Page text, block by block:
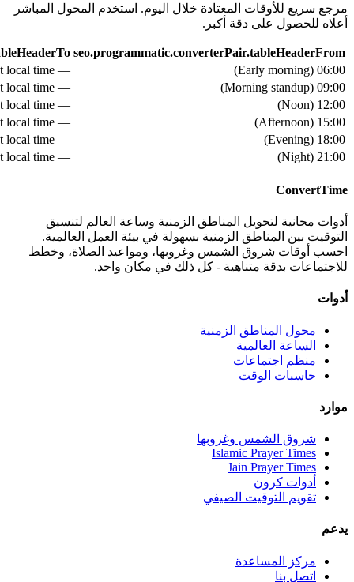
مرجع سريع للأوقات المعتادة خلال اليوم. استخدم المحول المباشر
أعلاه للحصول على دقة أكبر.
seo.programmatic.converterPair.tableHeaderFrom
06:00
(
Early morning
)
— see live converter above for exact local time
09:00
(
Morning standup
)
— see live converter above for exact local time
12:00
(
Noon
)
— see live converter above for exact local time
15:00
(
Afternoon
)
— see live converter above for exact local time
18:00
(
Evening
)
— see live converter above for exact local time
21:00
(
Night
)
— see live converter above for exact local time
ConvertTime
أدوات مجانية لتحويل المناطق الزمنية وساعة العالم لتنسيق
التوقيت بين المناطق الزمنية بسهولة في بيئة العمل العالمية.
احسب أوقات شروق الشمس وغروبها، ومواعيد الصلاة، وخطط
للاجتماعات بدقة متناهية - كل ذلك في مكان واحد.
أدوات
محول المناطق الزمنية
الساعة العالمية
منظم اجتماعات
حاسبات الوقت
موارد
شروق الشمس وغروبها
Islamic Prayer Times
Jain Prayer Times
أدوات كرون
تقويم التوقيت الصيفي
يدعم
مركز المساعدة
اتصل بنا